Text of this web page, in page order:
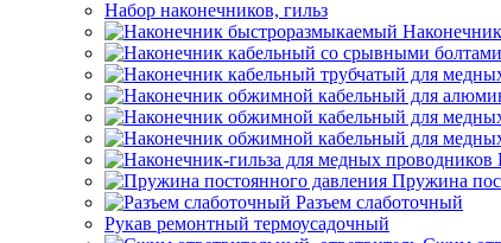
Набор наконечников, гильз
Пружина
Разъем слаботочный
Рукав ремонтный термоусадочный